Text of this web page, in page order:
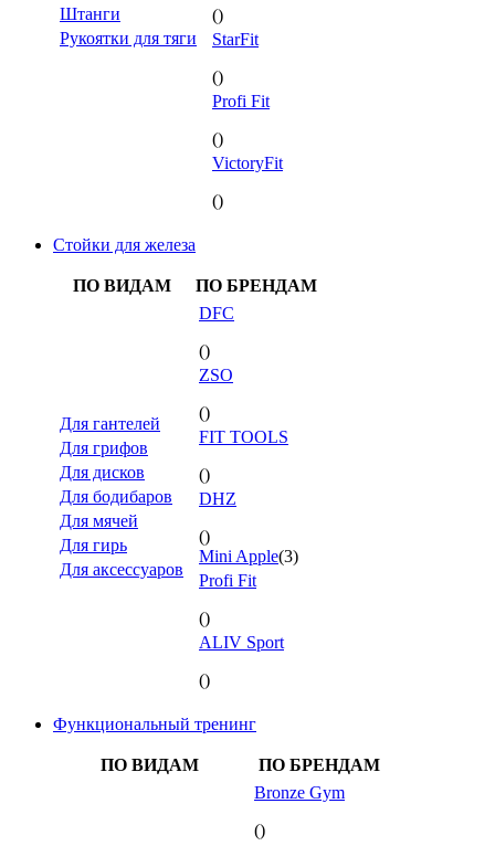
Штанги
Рукоятки для тяги
()
StarFit
()
Profi Fit
()
VictoryFit
()
Стойки для железа
ПО ВИДАМ ПО БРЕНДАМ
Для гантелей
Для грифов
Для дисков
Для бодибаров
Для мячей
Для гирь
Для аксессуаров
DFC
()
ZSO
()
FIT TOOLS
()
DHZ
()
Mini Apple(3)
Profi Fit
()
ALIV Sport
()
Функциональный тренинг
ПО ВИДАМ
ПО БРЕНДАМ
Bronze Gym
()